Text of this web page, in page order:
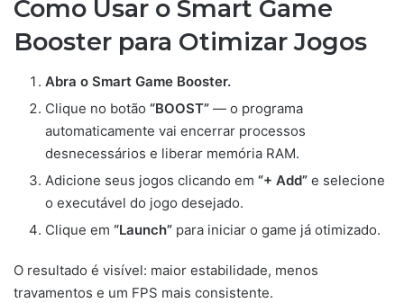
Como Usar o Smart Game
Booster para Otimizar Jogos
Abra o Smart Game Booster.
Clique no botão “BOOST” — o programa
automaticamente vai encerrar processos
desnecessários e liberar memória RAM.
Adicione seus jogos clicando em “+ Add” e selecione
o executável do jogo desejado.
Clique em “Launch” para iniciar o game já otimizado.
O resultado é visível: maior estabilidade, menos
travamentos e um FPS mais consistente.